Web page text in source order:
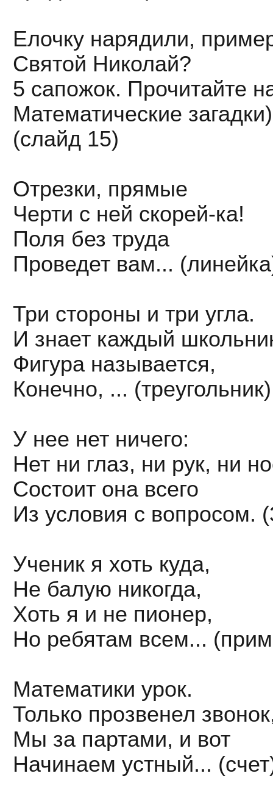
Елочку нарядили,
Святой Николай?
5 сапожок. Прочитайте
Математические
(слайд 15)
Отрезки, прямые
Черти с ней скорей-ка!
Поля без труда
Проведет вам...
Три стороны и три угла.
И знает каждый
Фигура называется,
Конечно, ... (треугольник)
У нее нет ничего:
Нет ни глаз, ни рук, ни
Состоит она всего
Из условия с вопросом.
Ученик я хоть куда,
Не балую никогда,
Хоть я и не пионер,
Но ребятам всем...
Математики урок.
Только прозвенел
Мы за партами, и вот
Начинаем устный...